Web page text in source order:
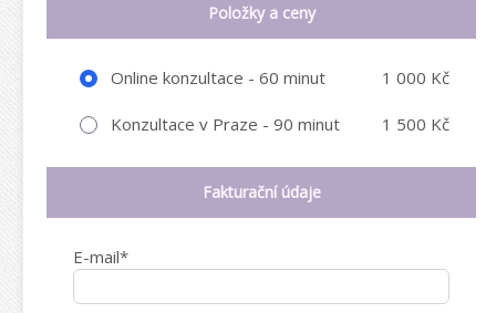
Položky a ceny
Online konzultace - 60 minut 1 000 Kč
Konzultace v Praze - 90 minut 1 500 Kč
Fakturační údaje
E-mail*